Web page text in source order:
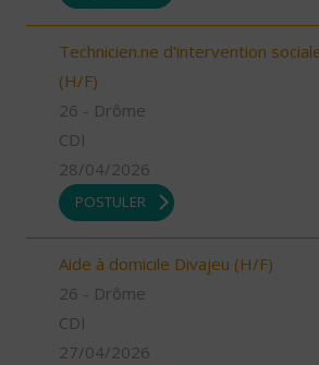
Technicien.ne d'intervention
(H/F)
26 - Drôme
CDI
28/04/2026
POSTULER
Aide à domicile Divajeu (H/F)
26 - Drôme
CDI
27/04/2026